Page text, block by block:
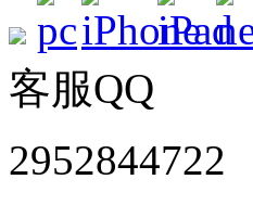
客服QQ
2952844722